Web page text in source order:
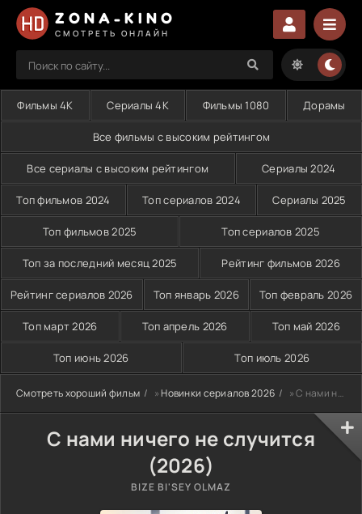
ZONA-KINO
СМОТРЕТЬ ОНЛАЙН
Фильмы 4K Сериалы 4K Фильмы 1080 Дорамы
Все фильмы с высоким рейтингом
Все сериалы с высоким рейтингом Сериалы 2024
Топ фильмов 2024 Топ сериалов 2024 Сериалы 2025
Топ фильмов 2025 Топ сериалов 2025
Топ за последний месяц 2025 Рейтинг фильмов 2026
Рейтинг сериалов 2026 Топ январь 2026 Топ февраль 2026
Топ март 2026 Топ апрель 2026 Топ май 2026
Топ июнь 2026 Топ июль 2026
Смотреть хороший фильм »Новинки сериалов 2026 » С нами ничего не случится (2026)
С нами ничего не случится
(2026)
BIZE BI'SEY OLMAZ